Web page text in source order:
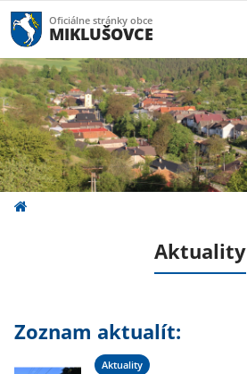
Oficiálne stránky obce
MIKLUŠOVCE
Aktuality
Zoznam aktualít:
Aktuality